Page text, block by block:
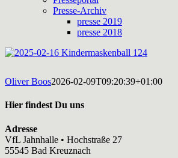
Presse-Archiv
presse 2019
presse 2018
Oliver Boos2026-02-09T09:20:39+01:00
Hier findest Du uns
Adresse
VfL Jahnhalle • Hochstraße 27
55545 Bad Kreuznach